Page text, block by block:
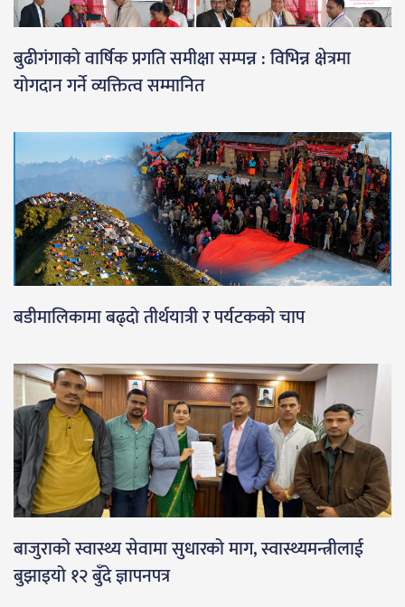
बुढीगंगाको वार्षिक प्रगति समीक्षा सम्पन्न : विभिन्न क्षेत्रमा
योगदान गर्ने व्यक्तित्व सम्मानित
बडीमालिकामा बढ्दो तीर्थयात्री र पर्यटकको चाप
बाजुराको स्वास्थ्य सेवामा सुधारको माग, स्वास्थ्यमन्त्रीलाई
बुझाइयो १२ बुँदे ज्ञापनपत्र